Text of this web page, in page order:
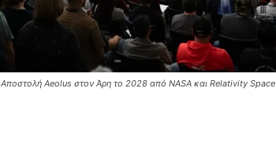
Αποστολή Aeolus στον Άρη το 2028 από NASA και Relativity Space